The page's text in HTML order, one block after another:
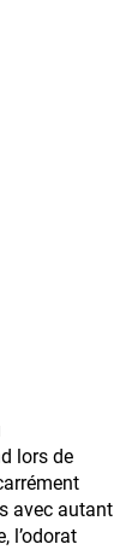
lors de
avec autant
l’odorat